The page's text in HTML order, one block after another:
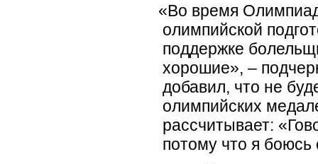
«Во время
олимпийской
поддержке
хорошие», –
добавил, что не
олимпийских
рассчитывает: «
потому что я боюсь